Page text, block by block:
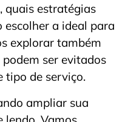
quais estratégias
escolher a ideal para
explorar também
ser evitados
tipo de serviço.
ampliar sua